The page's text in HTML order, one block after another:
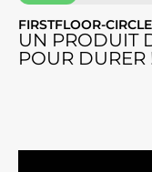
FIRSTFLOOR-CIRCLE
UN PRODUIT
POUR DURER